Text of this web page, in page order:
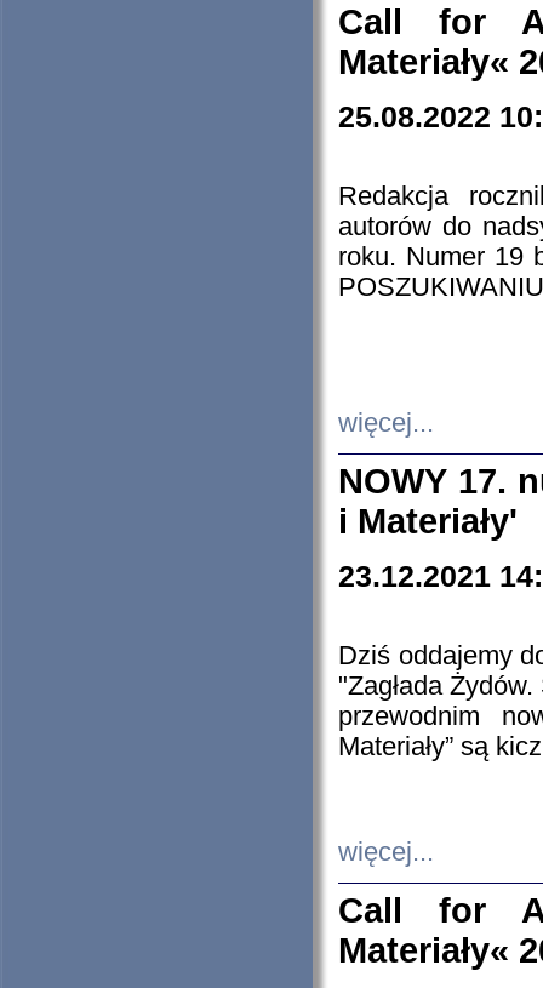
Call for
Materiały«
25.08.2022
Redakcja
autorów do
roku. Numer 19
więcej...
NOWY 17.
i Materiały'
23.12.2021
Dziś oddajemy
"Zagłada
przewodnim
Materiały” są
więcej...
Call for
Materiały«